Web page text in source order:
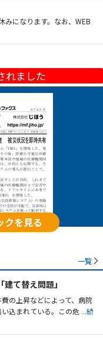
みになります。なお、WEB
れました
クを見る
一覧
て替え問題」
の上昇などによって、病院
込まれている。この危 ...続